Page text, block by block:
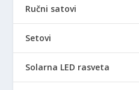
Ručni satovi
Setovi
Solarna LED rasveta